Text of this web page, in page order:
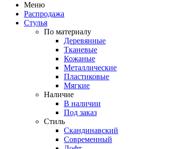
Меню
Распродажа
Стулья
По материалу
Деревянные
Тканевые
Кожаные
Металлические
Пластиковые
Мягкие
Наличие
В наличии
Под заказ
Стиль
Скандинавский
Современный